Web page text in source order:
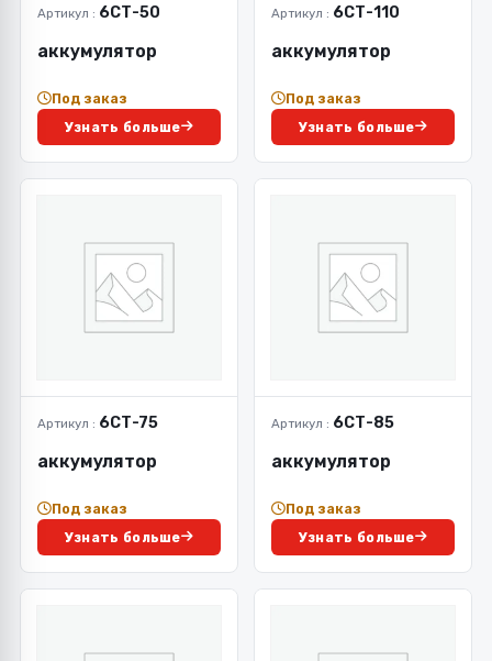
Артикул : 6СТ-50
аккумулятор
Под заказ
Узнать больше
Артикул : 6СТ-110
аккумулятор
Под заказ
Узнать больше
Артикул : 6СТ-75
аккумулятор
Под заказ
Узнать больше
Артикул : 6СТ-85
аккумулятор
Под заказ
Узнать больше